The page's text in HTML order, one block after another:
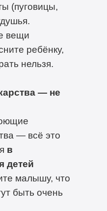
(пуговицы,
вещи
ребёнку,
нельзя.
— не
— всё это
в
детей
малышу, что
быть очень